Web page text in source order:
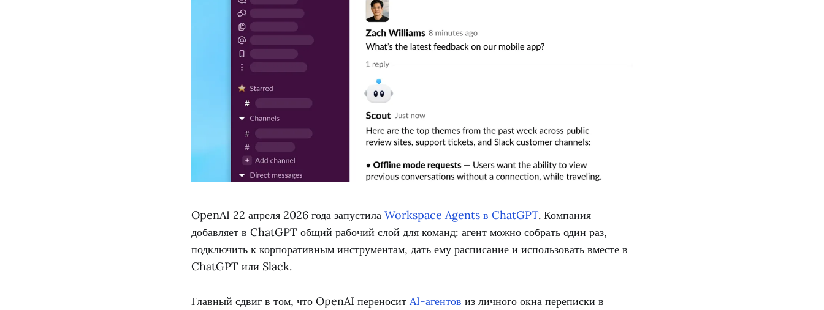
OpenAI 22 апреля 2026 года запустила Workspace Agents в ChatGPT. Компания
добавляет в ChatGPT общий рабочий слой для команд: агент можно собрать один раз,
подключить к корпоративным инструментам, дать ему расписание и использовать вместе в
ChatGPT или Slack.
Главный сдвиг в том, что OpenAI переносит AI-агентов из личного окна переписки в